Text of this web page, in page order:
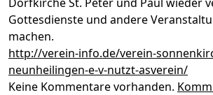
Gottesdienste und andere
machen.
http://verein-info.de/verein-
neunheilingen-e-v-nutzt-asverein/
Keine Kommentare vorhanden.